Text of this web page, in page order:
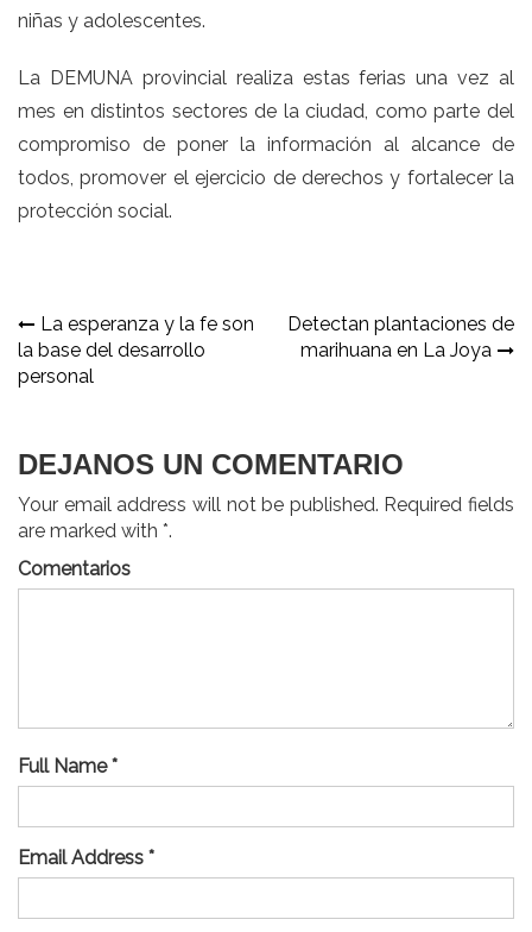
niñas y adolescentes.
La DEMUNA provincial realiza estas ferias una vez al
mes en distintos sectores de la ciudad, como parte del
compromiso de poner la información al alcance de
todos, promover el ejercicio de derechos y fortalecer la
protección social.
Navegación
de
La esperanza y la fe son
la base del desarrollo
personal
Detectan plantaciones de
marihuana en La Joya
DEJANOS UN COMENTARIO
Your email address will not be published. Required fields
are marked with *.
Comentarios
Full Name *
Email Address *